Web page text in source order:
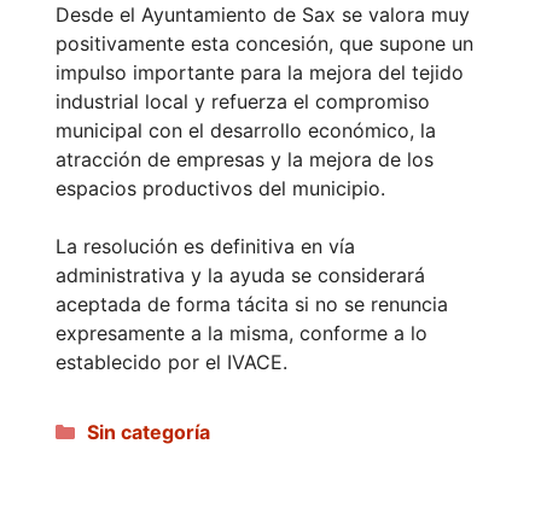
Desde el Ayuntamiento de Sax se valora muy
positivamente esta concesión, que supone un
impulso importante para la mejora del tejido
industrial local y refuerza el compromiso
municipal con el desarrollo económico, la
atracción de empresas y la mejora de los
espacios productivos del municipio.
La resolución es definitiva en vía
administrativa y la ayuda se considerará
aceptada de forma tácita si no se renuncia
expresamente a la misma, conforme a lo
establecido por el IVACE.
Categorías
Sin categoría